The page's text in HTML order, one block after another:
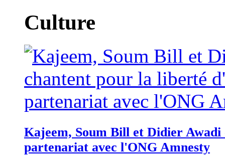
Culture
Kajeem, Soum Bill et Didier
partenariat avec l'ONG Amnesty